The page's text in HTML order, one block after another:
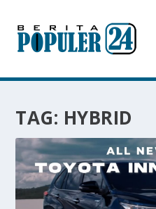
TAG: HYBRID